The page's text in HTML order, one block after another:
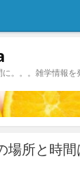
。。。雑学情報を
場所と時